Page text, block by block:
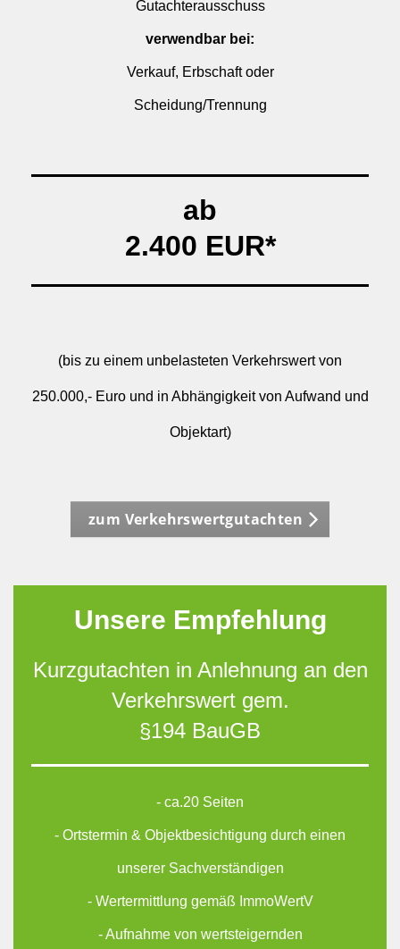
Gutachterausschuss
verwendbar bei:
Verkauf, Erbschaft oder
Scheidung/Trennung
ab
2.400 EUR*
(bis zu einem unbelasteten Verkehrswert von
250.000,- Euro und in Abhängigkeit von Aufwand und
Objektart)
zum Verkehrswertgutachten
Unsere Empfehlung
Kurzgutachten in Anlehnung an den
Verkehrswert gem.
§194 BauGB
- ca.20 Seiten
- Ortstermin & Objektbesichtigung durch einen
unserer Sachverständigen
- Wertermittlung gemäß ImmoWertV
- Aufnahme von wertsteigernden